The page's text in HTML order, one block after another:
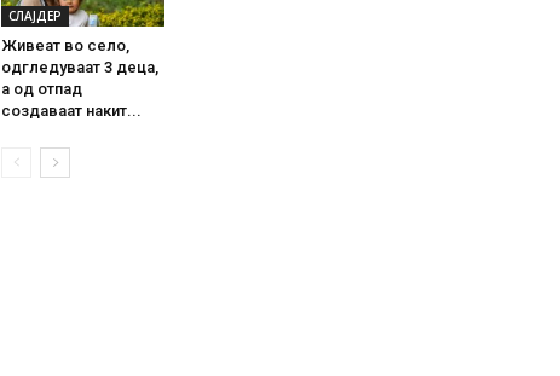
СЛАЈДЕР
Живеат во село,
одгледуваат 3 деца,
а од отпад
создаваат накит...